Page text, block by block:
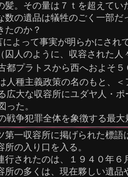
。その量は７ｔを超えてい
の遺品は犠牲のごく一部だ
のか？
によって事実が明らかにされ
、収容された人々の
プラトスから西へおよそ
種主義政策の名のもと、＜
広大な収容所にユダヤ人・
った。
争犯罪全体を象徴する最
一収容所に掲げられた標語
の入り口を入る。
されたのは、１９４０年６
の多くは、現在夥しい遺品